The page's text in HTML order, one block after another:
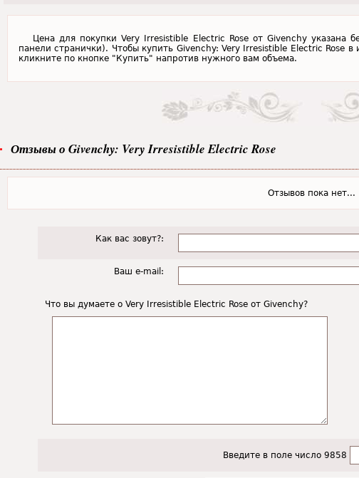
Цена для покупки Very Irresistible Electric Rose от Givenchy указана
панели странички). Чтобы купить Givenchy: Very Irresistible Electric Rose в
кликните по кнопке "Купить" напротив нужного вам объема.
Отзывы о Givenchy: Very Irresistible Electric Rose
Отзывов пока нет...
Как вас зовут?:
Ваш e-mail:
Что вы думаете о Very Irresistible Electric Rose от Givenchy?
Введите в поле число 9858